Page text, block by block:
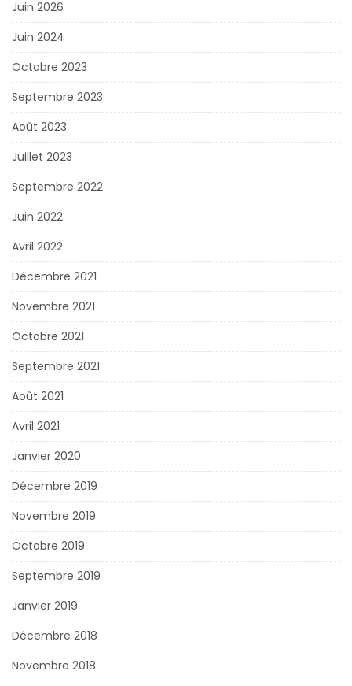
Juin 2026
Juin 2024
Octobre 2023
Septembre 2023
Août 2023
Juillet 2023
Septembre 2022
Juin 2022
Avril 2022
Décembre 2021
Novembre 2021
Octobre 2021
Septembre 2021
Août 2021
Avril 2021
Janvier 2020
Décembre 2019
Novembre 2019
Octobre 2019
Septembre 2019
Janvier 2019
Décembre 2018
Novembre 2018